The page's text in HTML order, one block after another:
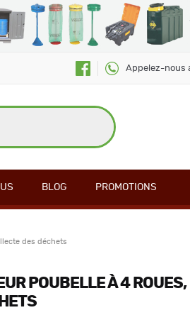
Appelez-nous
BLOG PROMOTIONS
des déchets
POUBELLE À 4